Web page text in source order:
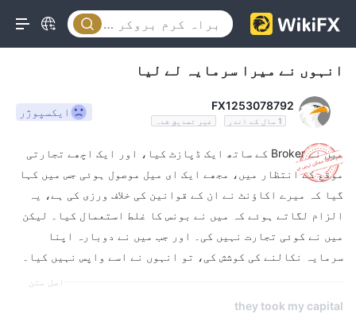
انہوں نے میرا سرمایہ لے لیا
FX1253078792
1 سال کے اندر غیر تصدیق شدہ
ایکسپوژر
میں نے Broker کے ساتھ ایک ڈپازٹ کیا، اور ایک اچھے تجارتی
موقع کے انتظار میں، مجھے ایک ای میل موصول ہوئی جس میں کہا
گیا کہ میرے اکاؤنٹ نے ان کے قوانین کی خلاف ورزی کی ہے، یہ
الزام لگاتے ہوئے کہ میں نے بونس کا غلط استعمال کیا۔ لیکن
میں نے کوئی تجارت نہیں کی۔ اور جب میں نے دوبارہ اپنا
سرمایہ نکالنے کی کوشش کی، تو انہوں نے اسے واپس نہیں کیا۔
اصل متن
they took my capital